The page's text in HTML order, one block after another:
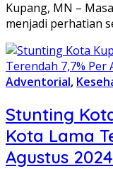
Kupang, MN –
menjadi perhatian
Adventorial,
Stunting
Kota Lama
Agustus 2024